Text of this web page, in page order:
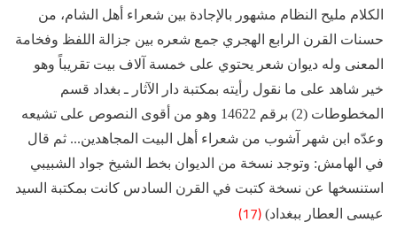
الكلام مليح النظام مشهور بالإجادة بين شعراء أهل الشام، من
حسنات القرن الرابع الهجري جمع شعره بين جزالة اللفظ وفخامة
المعنى وله ديوان شعر يحتوي على خمسة آلاف بيت تقريباً وهو
خير شاهد على ما نقول رأيته بمكتبة دار الآثار ـ بغداد قسم
المخطوطات (2) برقم 14622 وهو من أقوى النصوص على تشيعه
وعدّه ابن شهر آشوب من شعراء أهل البيت المجاهدين... ثم قال
في الهامش: وتوجد نسخة من الديوان بخط الشيخ جواد الشبيبي
استنسخها عن نسخة كتبت في القرن السادس كانت بمكتبة السيد
عيسى العطار ببغداد) (17)